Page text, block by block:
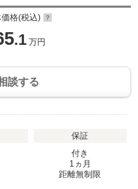
格(税込)
.1 万円
談する
保証
付き
1ヵ月
距離無制限